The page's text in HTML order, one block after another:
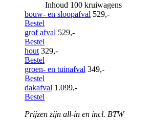
Inhoud 100 kruiwagens
bouw- en sloopafval 529,-
Bestel
grof afval 529,-
Bestel
hout 329,-
Bestel
groen- en tuinafval 349,-
Bestel
dakafval 1.099,-
Bestel
Prijzen zijn all-in en incl. BTW